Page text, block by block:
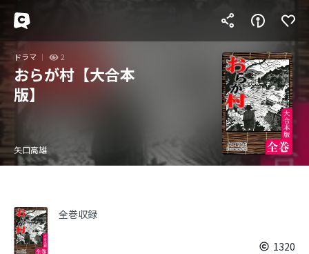
ドラマ 2
おらが村【大合本
版】
矢口高雄
全巻収録
1320